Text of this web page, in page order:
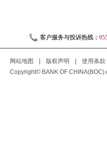
客户服务与投诉热线：
网站地图 版权声明 使用条款
Copyright© BANK OF CHINA(BOC)